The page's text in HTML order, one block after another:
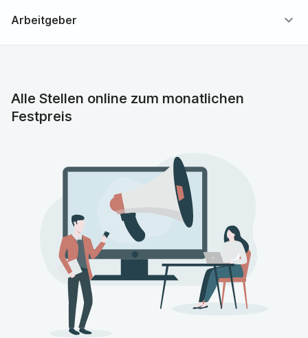
Arbeitgeber expand_more
Alle Stellen online zum monatlichen
Festpreis